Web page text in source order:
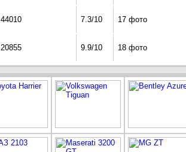
44010 7.3/10 17 фото
20855 9.9/10 18 фото